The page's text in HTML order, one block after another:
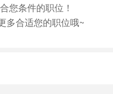
您条件的职位！
多合适您的职位哦~